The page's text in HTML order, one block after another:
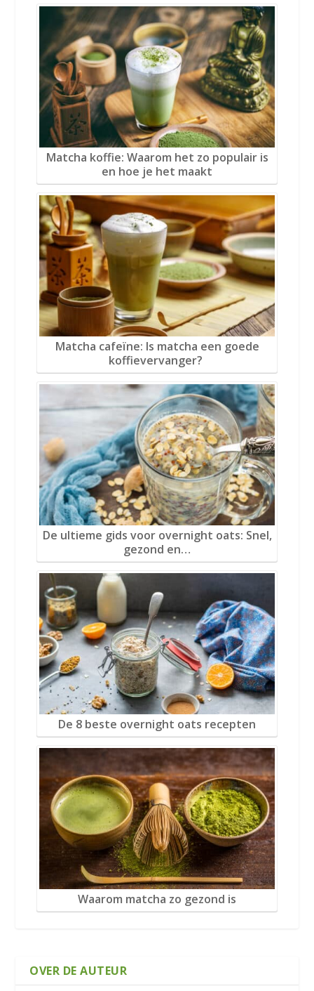
Matcha koffie: Waarom het zo populair is
en hoe je het maakt
Matcha cafeïne: Is matcha een goede
koffievervanger?
De ultieme gids voor overnight oats: Snel,
gezond en…
De 8 beste overnight oats recepten
Waarom matcha zo gezond is
OVER DE AUTEUR